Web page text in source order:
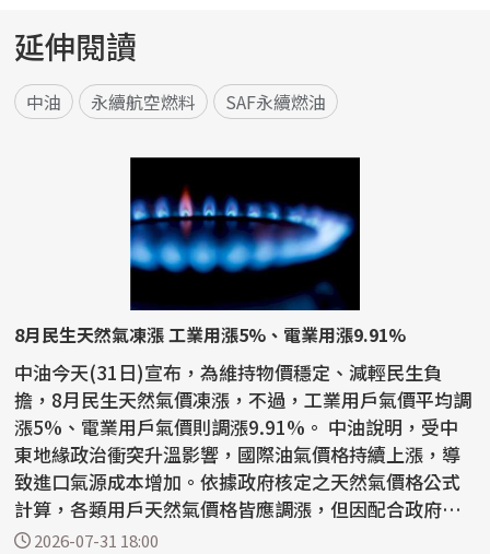
延伸閱讀
中油 永續航空燃料 SAF永續燃油
8月民生天然氣凍漲 工業用漲5%、電業用漲9.91%
中油今天(31日)宣布，為維持物價穩定、減輕民生負
擔，8月民生天然氣價凍漲，不過，工業用戶氣價平均調
漲5%、電業用戶氣價則調漲9.91%。 中油說明，受中
東地緣政治衝突升溫影響，國際油氣價格持續上漲，導
致進口氣源成本增加。依據政府核定之天然氣價格公式
計算，各類用戶天然氣價格皆應調漲，但因配合政府穩
定國內...
2026-07-31 18:00